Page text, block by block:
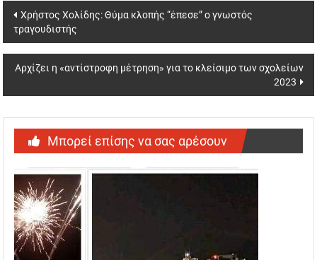
Post
navigation
Χρήστος Χολίδης: Θύμα κλοπής “έπεσε” ο γνωστός
τραγουδιστής
Αρχίζει η «αντίστροφη μέτρηση» για το κλείσιμο των σχολείων
2023
Μπορεί επίσης να σας αρέσουν